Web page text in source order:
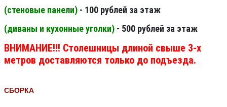
(стеновые панели) - 100 рублей за этаж
(диваны и кухонные уголки) - 500 рублей за этаж
ВНИМАНИЕ!!! Столешницы длиной свыше 3-х
метров доставляются только до подъезда.
СБОРКА